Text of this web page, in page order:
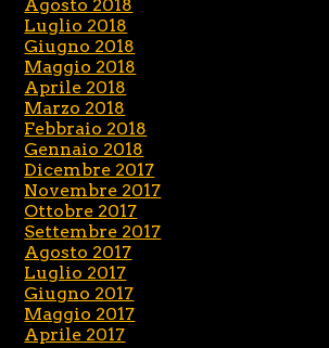
Agosto 2018
Luglio 2018
Giugno 2018
Maggio 2018
Aprile 2018
Marzo 2018
Febbraio 2018
Gennaio 2018
Dicembre 2017
Novembre 2017
Ottobre 2017
Settembre 2017
Agosto 2017
Luglio 2017
Giugno 2017
Maggio 2017
Aprile 2017